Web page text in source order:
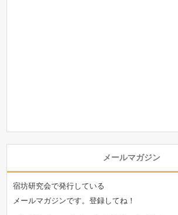
メールマガジン
宿坊研究会で発行している
メールマガジンです。登録してね！